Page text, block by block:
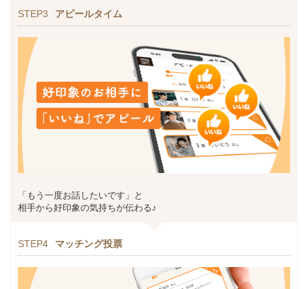
STEP3 アピールタイム
「もう一度お話したいです」と
相手から好印象の気持ちが伝わる♪
STEP4 マッチング投票